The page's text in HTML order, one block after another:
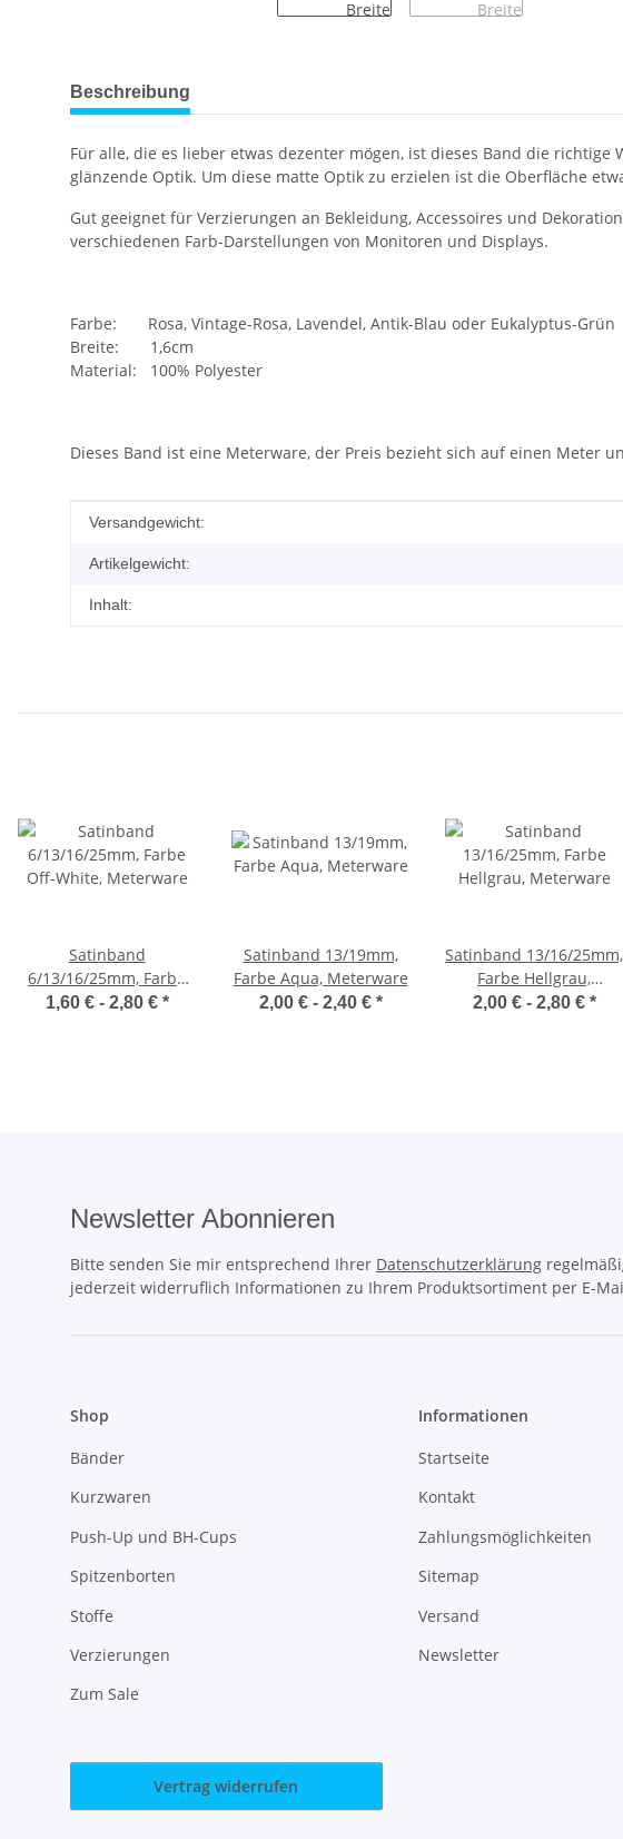
weitere Registerkarten anzeigen
Beschreibung
Für alle, die es lieber etwas dezenter mögen, ist dieses Band die
glänzende Optik. Um diese matte Optik zu erzielen ist die Oberfläche
Gut geeignet für Verzierungen an Bekleidung, Accessoires und
verschiedenen Farb-Darstellungen von Monitoren und Displays.
Farbe: Rosa, Vintage-Rosa, Lavendel, Antik-Blau oder Eukalyptus-Grün
Breite: 1,6cm
Material: 100% Polyester
Dieses Band ist eine Meterware, der Preis bezieht sich auf einen Meter
Produkteigenschaft
Wert
Versandgewicht:
Artikelgewicht:
Inhalt:
Satinband
6/13/16/25mm, Farbe
Off-White, Meterware
1,60 € - 2,80 € *
Satinband 13/19mm,
Farbe Aqua, Meterware
2,00 € - 2,40 € *
Satinband 13/16/25mm,
Farbe Hellgrau,
Meterware
2,00 € - 2,80 € *
Newsletter Abonnieren
Bitte senden Sie mir entsprechend Ihrer Datenschutzerklärung
jederzeit widerruflich Informationen zu Ihrem Produktsortiment per E-
Shop
Bänder
Kurzwaren
Push-Up und BH-Cups
Spitzenborten
Stoffe
Verzierungen
Zum Sale
Informationen
Startseite
Kontakt
Zahlungsmöglichkeiten
Sitemap
Versand
Newsletter
Vertrag widerrufen